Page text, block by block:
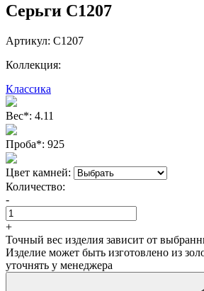
Серьги С1207
Артикул: С1207
Коллекция:
Классика
Вес*: 4.11
Проба*: 925
Цвет камней:
Количество:
-
+
Точный вес изделия зависит от
Изделие может быть изготовлено из
уточнять у менеджера